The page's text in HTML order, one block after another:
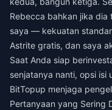
Rebecca bahkan jika
saya — kekuatan
Astrite gratis, dan saya
Saat Anda siap
senjatanya nanti, opsi isi
BitTopup menjaga
Pertanyaan yang Sering